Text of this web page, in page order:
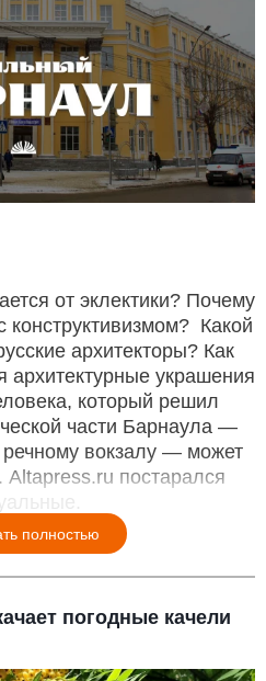
от эклектики? Почему
конструктивизмом? Какой
архитекторы? Как
архитектурные украшения
который решил
части Барнаула —
вокзалу — может
Altаpress.ru постарался
полностью
погодные качели